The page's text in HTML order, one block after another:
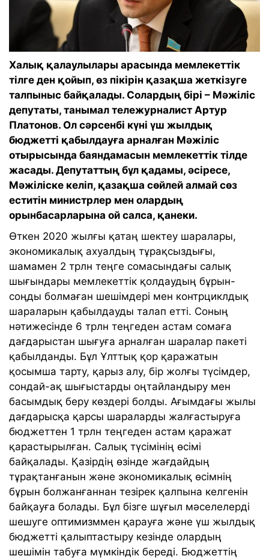
Халық қалаулылары арасында мемлекеттік
тілге ден қойып, өз пікірін қазақша жеткізуге
талпыныс байқалады. Солардың бірі – Мәжіліс
депутаты, танымал тележурналист Артур
Платонов. Ол сәрсенбі күні үш жылдық
бюджетті қабылдауға арналған Мәжіліс
отырысында баяндамасын мемлекеттік тілде
жасады. Депутаттың бұл қадамы, әсіресе,
Мәжіліске келіп, қазақша сөйлей алмай сөз
еститін министрлер мен олардың
орынбасарларына ой салса, қанеки.
Өткен 2020 жылғы қатаң шектеу шаралары,
экономикалық ахуалдың тұрақсыздығы,
шамамен 2 трлн теңге сомасындағы салық
шығындары мемлекеттік қолдаудың бұрын-
соңды болмаған шешімдері мен контрциклдық
шараларын қабылдауды талап етті. Соның
нәтижесінде 6 трлн теңгеден астам сомаға
дағдарыстан шығуға арналған шаралар пакеті
қабылданды. Бұл Ұлттық қор қаражатын
қосымша тарту, қарыз алу, бір жолғы түсімдер,
сондай-ақ шығыстарды оңтайландыру мен
басымдық беру көздері болды. Ағымдағы жылы
дағдарысқа қарсы шараларды жалғастыруға
бюджеттен 1 трлн теңгеден астам қаражат
қарастырылған. Салық түсімінің өсімі
байқалады. Қазірдің өзінде жағдайдың
тұрақтанғанын және экономикалық өсімнің
бұрын болжанғаннан тезірек қалпына келгенін
байқауға болады. Бұл бізге шұғыл мәселелерді
шешуге оптимизммен қарауға және үш жылдық
бюджетті қалыптастыру кезінде олардың
шешімін табуға мүмкіндік береді. Бюджеттің